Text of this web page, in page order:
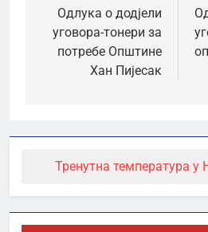
чланка
Одлука о додјели
уговора-тонери за
потребе Општине
Хан Пијесак
Тренутна температура у